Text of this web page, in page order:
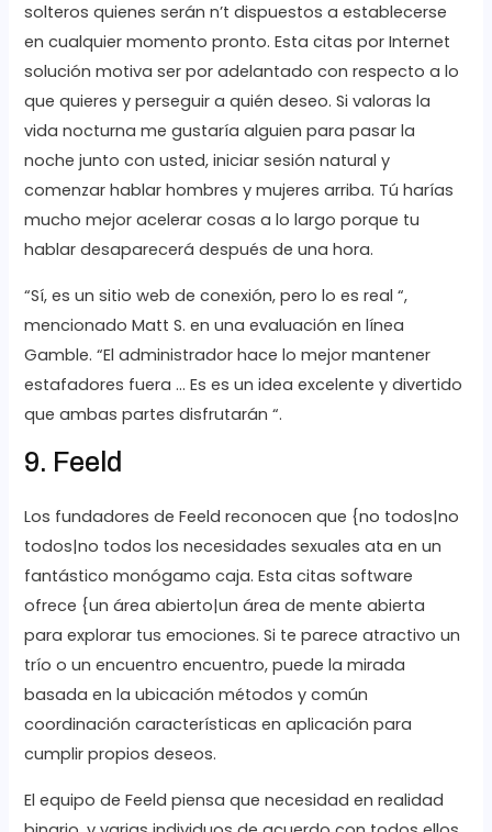
solteros quienes serán n’t dispuestos a establecerse
en cualquier momento pronto. Esta citas por Internet
solución motiva ser por adelantado con respecto a lo
que quieres y perseguir a quién deseo. Si valoras la
vida nocturna ​​me gustaría alguien para pasar la
noche junto con usted, iniciar sesión natural y
comenzar hablar hombres y mujeres arriba. Tú harías
mucho mejor acelerar cosas a lo largo porque tu
hablar desaparecerá después de una hora.
“Sí, es un sitio web de conexión, pero lo es real “,
mencionado Matt S. en una evaluación en línea
Gamble. “El administrador hace lo mejor mantener
estafadores fuera … Es es un idea excelente y divertido
que ambas partes disfrutarán “.
9. Feeld
Los fundadores de Feeld reconocen que {no todos|no
todos|no todos los necesidades sexuales ata en un
fantástico monógamo caja. Esta citas software
ofrece {un área abierto|un área de mente abierta
para explorar tus emociones. Si te parece atractivo un
trío o un encuentro encuentro, puede la mirada
basada en la ubicación métodos y común
coordinación características en aplicación para
cumplir propios deseos.
El equipo de Feeld piensa que necesidad en realidad